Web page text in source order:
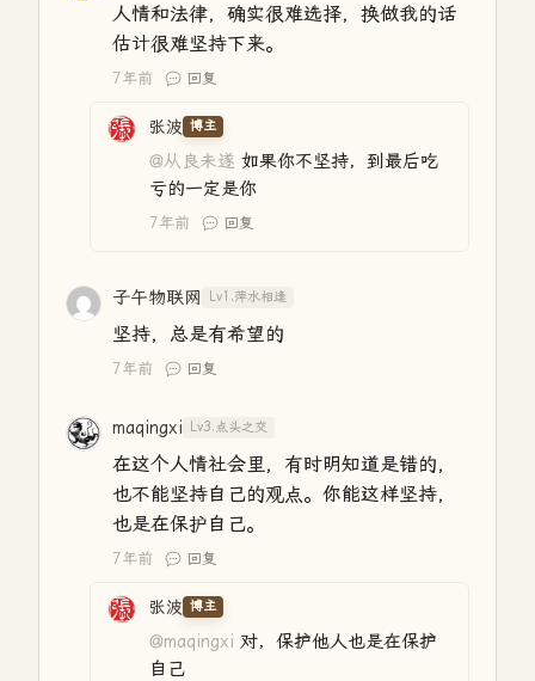
人情和法律，确实很难选择，换做我的话
估计很难坚持下来。
7年前 回复
张波 博主
@从良未遂 如果你不坚持，到最后吃
亏的一定是你
7年前 回复
子午物联网 Lv1.萍水相逢
坚持，总是有希望的
7年前 回复
maqingxi Lv3.点头之交
在这个人情社会里，有时明知道是错的，
也不能坚持自己的观点。你能这样坚持，
也是在保护自己。
7年前 回复
张波 博主
@maqingxi 对，保护他人也是在保护
自己